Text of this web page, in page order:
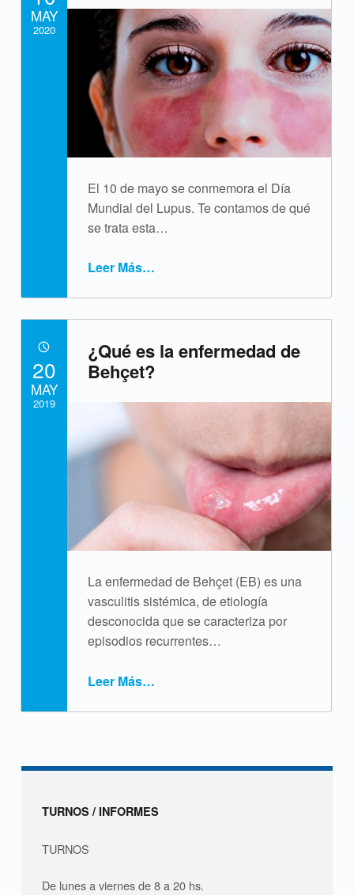
u
m
a
El 10 de mayo se conmemora el Día
Mundial del Lupus. Te contamos de qué
se trata esta…
Leer Más“¿Qué es el lupus?”
…
MAY
2020
¿Qué es la enfermedad de
Behçet?
La enfermedad de Behçet (EB) es una
vasculitis sistémica, de etiología
desconocida que se caracteriza por
episodios recurrentes…
Leer Más…
POSTED ON:
20
MAY
2019
Sidebar
TURNOS / INFORMES
TURNOS
De lunes a viernes de 8 a 20 hs.